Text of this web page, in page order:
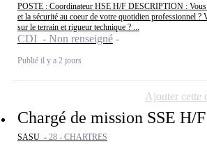
POSTE : Coordinateur HSE H/F DESCRIPTION : Vous
et la sécurité au coeur de votre quotidien professionnel ?
sur le terrain et rigueur technique ? ...
CDI - Non renseigné
Publié il y a 2 jours
Chargé de mission SSE H/F
SASU - 28 - CHARTRES
Ajouter cette